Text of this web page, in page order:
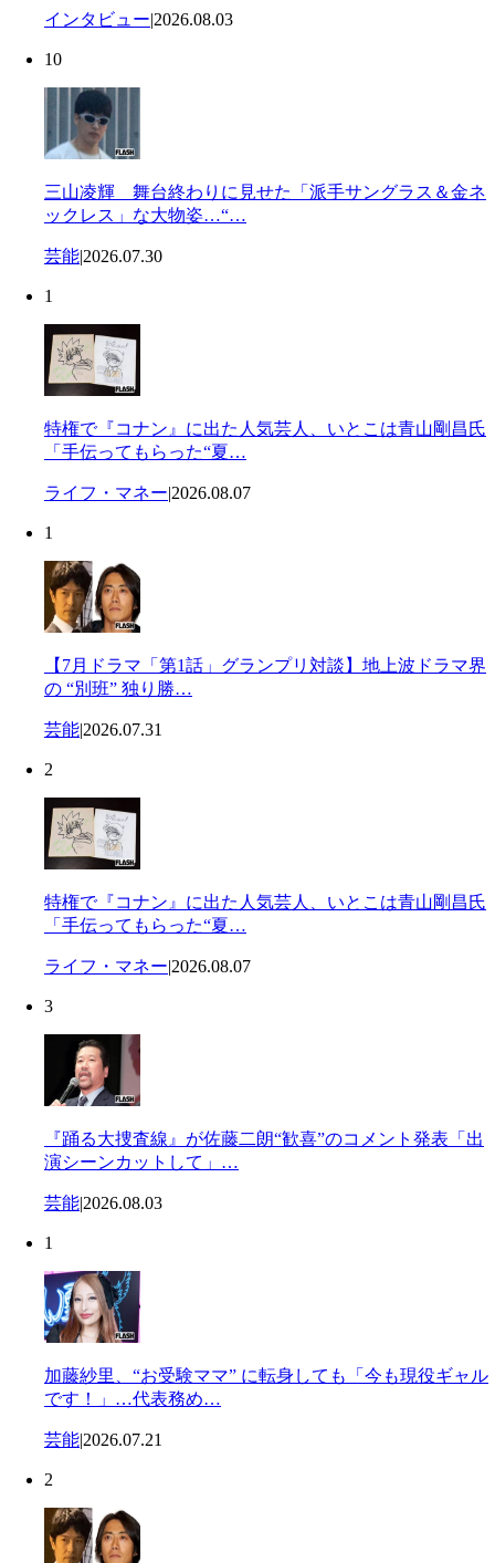
インタビュー|2026.08.03
10
三山凌輝 舞台終わりに見せた「派手サングラス＆金ネ
ックレス」な大物姿…“…
芸能|2026.07.30
1
特権で『コナン』に出た人気芸人、いとこは青山剛昌氏
「手伝ってもらった“夏…
ライフ・マネー|2026.08.07
1
【7月ドラマ「第1話」グランプリ対談】地上波ドラマ界
の “別班” 独り勝…
芸能|2026.07.31
2
特権で『コナン』に出た人気芸人、いとこは青山剛昌氏
「手伝ってもらった“夏…
ライフ・マネー|2026.08.07
3
『踊る大捜査線』が佐藤二朗“歓喜”のコメント発表「出
演シーンカットして」…
芸能|2026.08.03
1
加藤紗里、“お受験ママ” に転身しても「今も現役ギャル
です！」…代表務め…
芸能|2026.07.21
2